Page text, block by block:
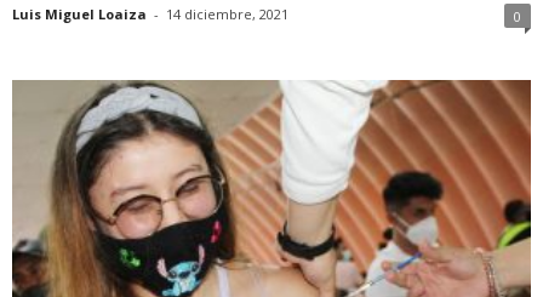
Luis Miguel Loaiza - 14 diciembre, 2021 0